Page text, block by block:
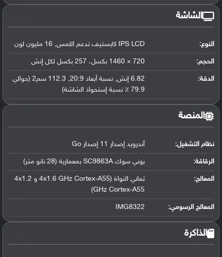
الشاشة
النوع: IPS LCD كابستيف تدعم اللمس, 16 مليون لون
الحجم: 720 × 1460 بكسل، 257 بكسل لكل إنش
الدقة:
6.82 إنش, نسبة أبعاد 20:9, 112.3 سم2 (حوالي
79.9 ٪ نسبة إستحواذ الشاشة)
المنصة
نظام التشغيل: أندرويد إصدار 11 إصدار Go
الرقاقة: يوني سوك SC9863A بمعمارية (28 نانو متر)
المعالج:
ثماني النواة (4x1.6 GHz Cortex-A55 و 4x1.2
GHz Cortex-A55)
المعالج الرسومي:
IMG8322
الذاكرة